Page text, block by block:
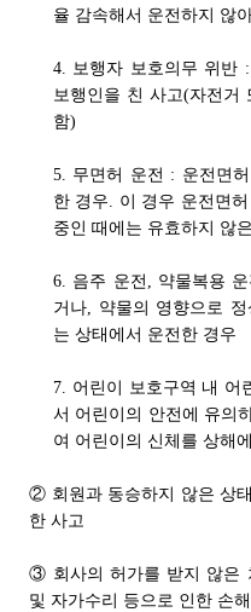
율 감속해서 운전하지 않
4. 보행자 보호의무 위반
보행인을 친 사고(자전거
함)
5. 무면허 운전 : 운전면
한 경우. 이 경우 운전면
중인 때에는 유효하지 않
6. 음주 운전, 약물복용
거나, 약물의 영향으로
는 상태에서 운전한 경우
7. 어린이 보호구역 내 어
서 어린이의 안전에 유의
여 어린이의 신체를 상해
② 회원과 동승하지 않은 상
한 사고
③ 회사의 허가를 받지 않은
및 자가수리 등으로 인한 손